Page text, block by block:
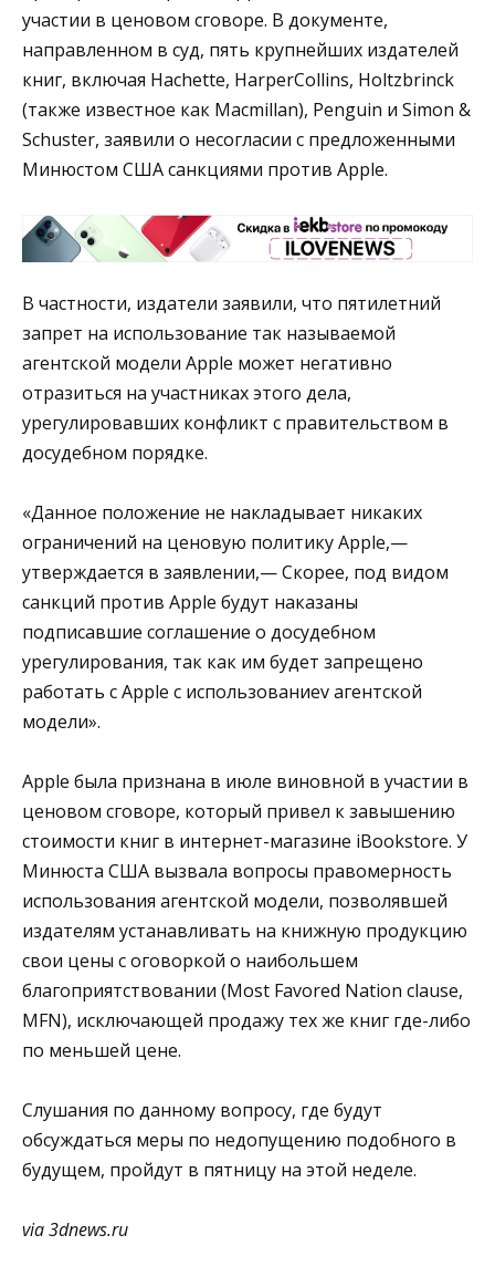
участии в ценовом сговоре. В документе,
направленном в суд, пять крупнейших издателей
книг, включая Hachette, HarperCollins, Holtzbrinck
(также известное как Macmillan), Penguin и Simon &
Schuster, заявили о несогласии с предложенными
Минюстом США санкциями против Apple.
В частности, издатели заявили, что пятилетний
запрет на использование так называемой
агентской модели Apple может негативно
отразиться на участниках этого дела,
урегулировавших конфликт с правительством в
досудебном порядке.
«Данное положение не накладывает никаких
ограничений на ценовую политику Apple,—
утверждается в заявлении,— Скорее, под видом
санкций против Apple будут наказаны
подписавшие соглашение о досудебном
урегулирования, так как им будет запрещено
работать с Apple с использованиеv агентской
модели».
Apple была признана в июле виновной в участии в
ценовом сговоре, который привел к завышению
стоимости книг в интернет-магазине iBookstore. У
Минюста США вызвала вопросы правомерность
использования агентской модели, позволявшей
издателям устанавливать на книжную продукцию
свои цены с оговоркой о наибольшем
благоприятствовании (Most Favored Nation clause,
MFN), исключающей продажу тех же книг где-либо
по меньшей цене.
Слушания по данному вопросу, где будут
обсуждаться меры по недопущению подобного в
будущем, пройдут в пятницу на этой неделе.
via 3dnews.ru